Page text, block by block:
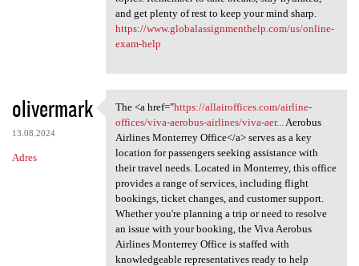
and get plenty of rest to keep your mind sharp.
https://www.globalassignmenthelp.com/us/online-
exam-help
olivermark
13.08.2024
Adres
The <a href="https:/
The <a href="https://allairoffices.com/airline-
offices/viva-aerobus-airlines/viva-aer...Aerobus
Airlines Monterrey Office</a> serves as a key
location for passengers seeking assistance with
their travel needs. Located in Monterrey, this office
provides a range of services, including flight
bookings, ticket changes, and customer support.
Whether you're planning a trip or need to resolve
an issue with your booking, the Viva Aerobus
Airlines Monterrey Office is staffed with
knowledgeable representatives ready to help